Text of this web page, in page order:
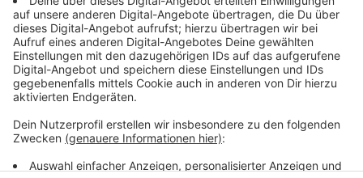
Anzeige
Anzeige